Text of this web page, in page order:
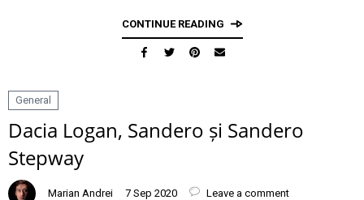
CONTINUE READING
General
Dacia Logan, Sandero și Sandero
Stepway
Marian Andrei 7 Sep 2020 Leave a comment